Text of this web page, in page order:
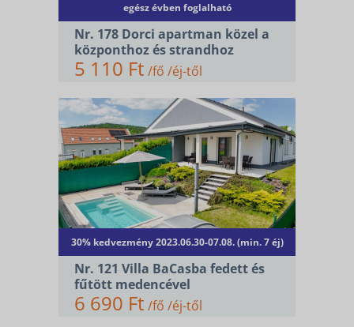
SZÁLLÁSOK
KERÉKPÁR ÉS E-BIKE
KAPCSOLAT
egész évben foglalható
Nr. 178 Dorci apartman közel a
központhoz és strandhoz
5 110 Ft /fő /éj-től
30% kedvezmény 2023.06.30-07.08. (min. 7 éj)
Nr. 121 Villa BaCasba fedett és
fűtött medencével
6 690 Ft /fő /éj-től